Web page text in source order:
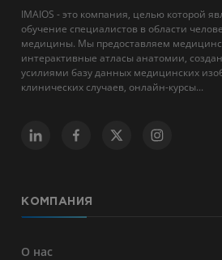
IMAIOS - это компания, целью которой
обучение специалистов в области
медицины. Мы предоставляем
интерактивные атласы анатомии,
усилиями базу данных медицинских
клинических случаев, онлайн-курсы...
КОМПАНИЯ
О нас